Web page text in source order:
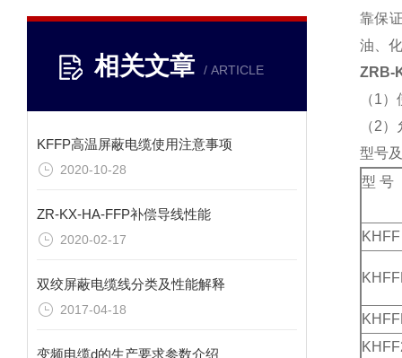
相关文章 / ARTICLE
KFFP高温屏蔽电缆使用注意事项
2020-10-28
ZR-KX-HA-FFP补偿导线性能
2020-02-17
双绞屏蔽电缆线分类及性能解释
2017-04-18
变频电缆d的生产要求参数介绍
靠保
油、
ZRB-
（1
（2
型号
型 号
KHFF